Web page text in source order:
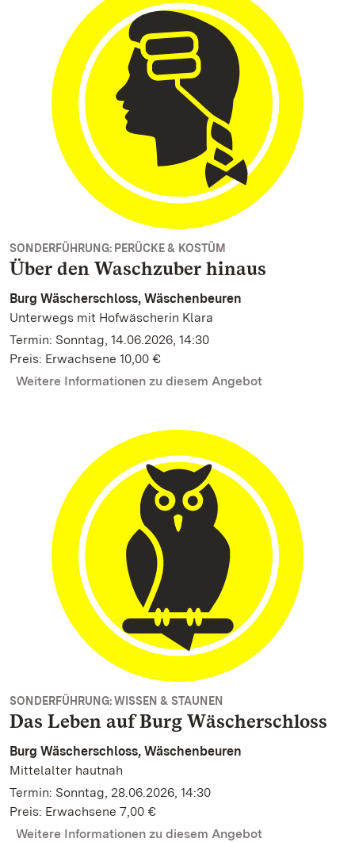
SONDERFÜHRUNG: PERÜCKE & KOSTÜM
Über den Waschzuber hinaus
Burg Wäscherschloss, Wäschenbeuren
Unterwegs mit Hofwäscherin Klara
Termin: Sonntag, 14.06.2026, 14:30
Preis: Erwachsene 10,00 €
Weitere Informationen zu diesem Angebot
SONDERFÜHRUNG: WISSEN & STAUNEN
Das Leben auf Burg Wäscherschloss
Burg Wäscherschloss, Wäschenbeuren
Mittelalter hautnah
Termin: Sonntag, 28.06.2026, 14:30
Preis: Erwachsene 7,00 €
Weitere Informationen zu diesem Angebot